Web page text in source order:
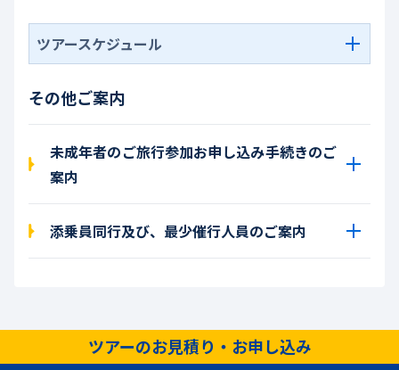
ツアースケジュール
その他ご案内
未成年者のご旅行参加お申し込み手続きのご
案内
添乗員同行及び、最少催行人員のご案内
ツアーのお見積り・お申し込み